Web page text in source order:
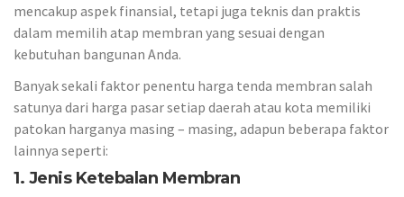
mencakup aspek finansial, tetapi juga teknis dan praktis
dalam memilih atap membran yang sesuai dengan
kebutuhan bangunan Anda.
Banyak sekali faktor penentu harga tenda membran salah
satunya dari harga pasar setiap daerah atau kota memiliki
patokan harganya masing – masing, adapun beberapa faktor
lainnya seperti:
1. Jenis Ketebalan Membran